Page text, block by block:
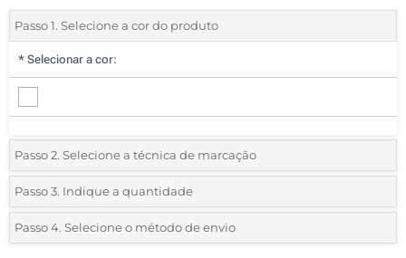
Passo 1. Selecione a cor do produto
* Selecionar a cor:
Passo 2. Selecione a técnica de marcação
*Selecione o tipo de marcação e as cores do logotipo:
Transferência digital a cores (Num lado)
Passo 3. Indique a quantidade
*Pedido mínimo 10 (total de pedido)
Passo 4. Selecione o método de envio